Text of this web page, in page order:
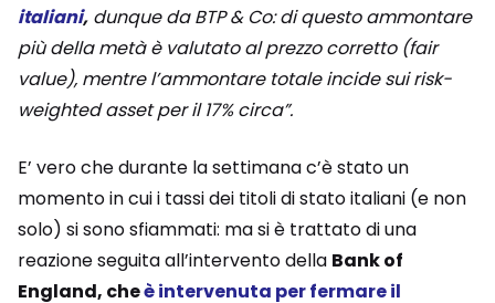
italiani, dunque da BTP & Co: di questo ammontare
più della metà è valutato al prezzo corretto (fair
value), mentre l’ammontare totale incide sui risk-
weighted asset per il 17% circa”.
E’ vero che durante la settimana c’è stato un
momento in cui i tassi dei titoli di stato italiani (e non
solo) si sono sfiammati: ma si è trattato di una
reazione seguita all’intervento della Bank of
England, cheè intervenuta per fermare il